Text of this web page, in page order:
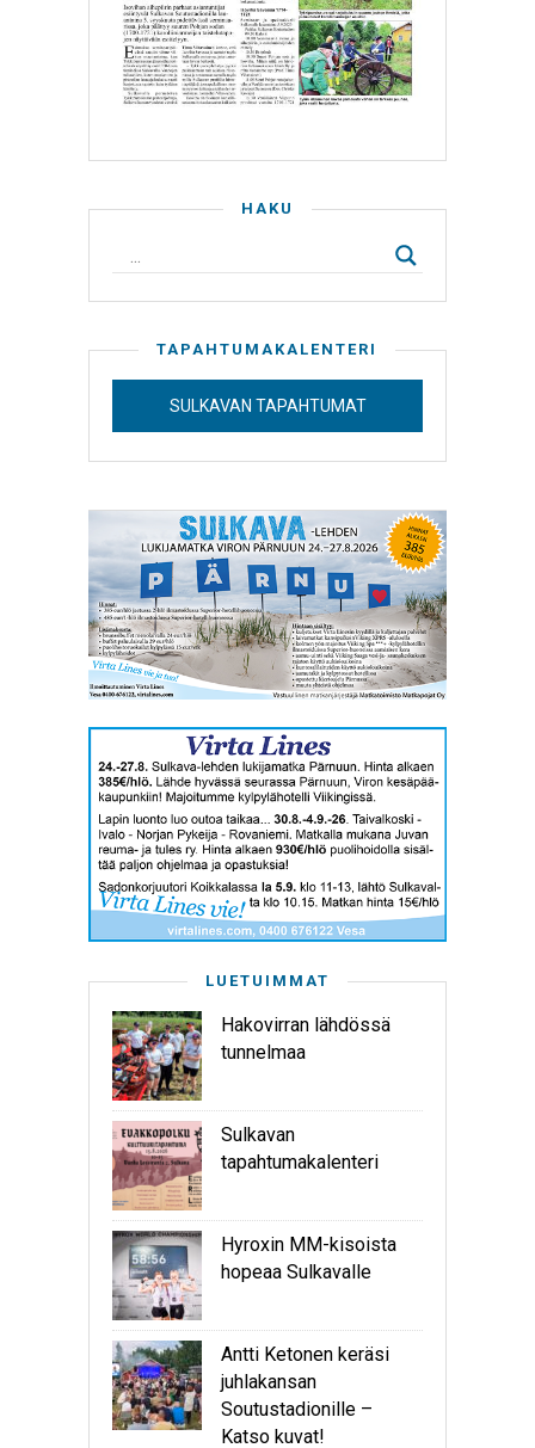
HAKU
TAPAHTUMAKALENTERI
SULKAVAN TAPAHTUMAT
LUETUIMMAT
Hakovirran lähdössä
tunnelmaa
Sulkavan
tapahtumakalenteri
Hyroxin MM-kisoista
hopeaa Sulkavalle
Antti Ketonen keräsi
juhlakansan
Soutustadionille –
Katso kuvat!